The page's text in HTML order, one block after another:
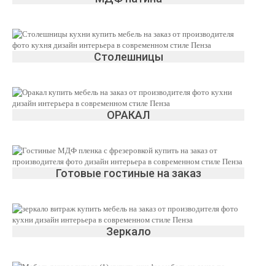
Столешницы
ОРАКАЛ
Готовые гостиные на заказ
Зеркало